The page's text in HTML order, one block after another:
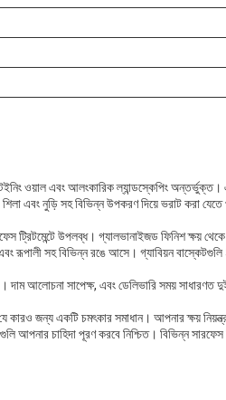
ওয়াল এবং আলংকারিক ল্যান্ডস্কেপিং
এবং নুড়ি সহ বিভিন্ন উপকরণ দিয়ে ভরাট করা যেতে
ট্রিটমেন্টে উপলব্ধ। গ্যালভানাইজড ফিনিশ ক্ষয়
রূপালী সহ বিভিন্ন রঙে আসে। গ্যাবিয়ন
দাম আলোচনা সাপেক্ষ, এবং ডেলিভারি সময় সাধারণত
জন্য একটি চমৎকার সমাধান। আপনার ক্ষয়
আপনার চাহিদা পূরণ করবে নিশ্চিত। বিভিন্ন সারফেস